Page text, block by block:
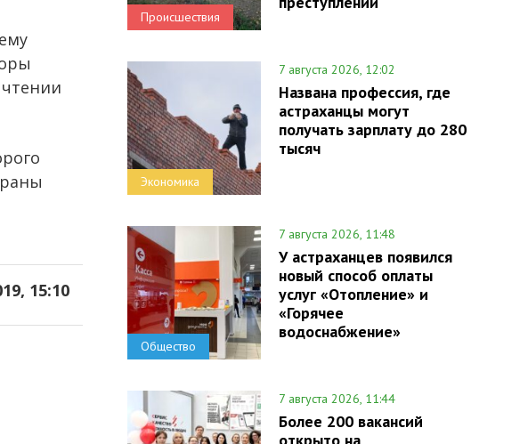
15:10
Происшествия
Экономика
7 августа 2026, 12:02
Названа профессия, где
астраханцы могут
получать зарплату до 280
тысяч
Общество
7 августа 2026, 11:48
У астраханцев появился
новый способ оплаты
услуг «Отопление» и
«Горячее
водоснабжение»
7 августа 2026, 11:44
Более 200 вакансий